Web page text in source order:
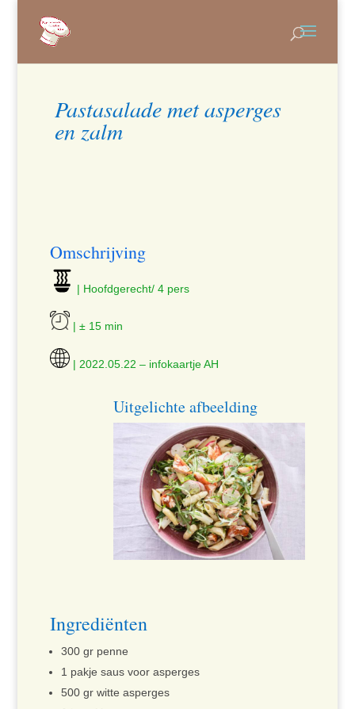
Pastasalade met asperges
en zalm
Omschrijving
| Hoofdgerecht/ 4 pers
| ± 15 min
| 2022.05.22 – infokaartje AH
Uitgelichte afbeelding
Ingrediënten
300 gr penne
1 pakje saus voor asperges
500 gr witte asperges